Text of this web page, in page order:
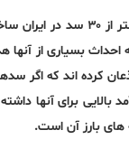
عامل انسانیِ دیگر در این زمینه، سد سازیهای کارشناسی
که احداث بسیاری از
کرده اند که اگر
بالایی برای آنها
های بارز آن است.